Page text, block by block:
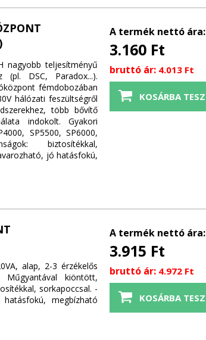
nagyobb teljesítményű
(pl. DSC, Paradox...).
fémdobozában
hálózati feszültségről
több bővítő
indokolt. Gyakori
SP5500, SP6000,
biztosítékkal,
jó hatásfokú,
A termék nettó ára:
3.160 Ft
bruttó ár: 4.013 Ft
alap, 2-3 érzékelős
Műgyantával kiöntött,
sorkapoccsal. -
megbízható
A termék nettó ára:
3.915 Ft
bruttó ár: 4.972 Ft